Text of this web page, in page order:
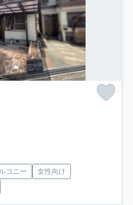
コニー
女性向け